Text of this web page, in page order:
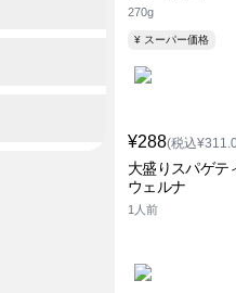
270g
¥ スーパー価格
¥288(税込
大盛りスパゲテ
ウェルナ
1人前